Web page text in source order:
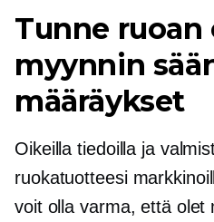
Tunne ruoan
myynnin
määräykset
Oikeilla tiedoilla ja
ruokatuotteesi
voit olla varma, että olet